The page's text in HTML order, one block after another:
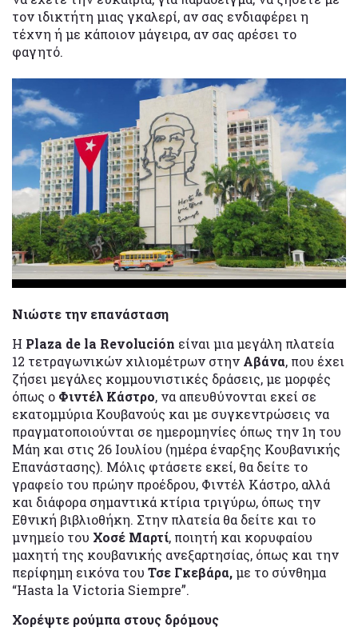
τον ιδικτήτη μιας γκαλερί, αν σας ενδιαφέρει η
τέχνη ή με κάποιον μάγειρα, αν σας αρέσει το
φαγητό.
Νιώστε την επανάσταση
Η Plaza de la Revolución είναι μια μεγάλη πλατεία
12 τετραγωνικών χιλιομέτρων στην Αβάνα, που έχει
ζήσει μεγάλες κομμουνιστικές δράσεις, με μορφές
όπως ο Φιντέλ Κάστρο, να απευθύνονται εκεί σε
εκατομμύρια Κουβανούς και με συγκεντρώσεις να
πραγματοποιούνται σε ημερομηνίες όπως την 1η του
Μάη και στις 26 Ιουλίου (ημέρα έναρξης Κουβανικής
Επανάστασης). Μόλις φτάσετε εκεί, θα δείτε το
γραφείο του πρώην προέδρου, Φιντέλ Κάστρο, αλλά
και διάφορα σημαντικά κτίρια τριγύρω, όπως την
Εθνική βιβλιοθήκη. Στην πλατεία θα δείτε και το
μνημείο του Χοσέ Μαρτί, ποιητή και κορυφαίου
μαχητή της κουβανικής ανεξαρτησίας, όπως και την
περίφημη εικόνα του Τσε Γκεβάρα,με το σύνθημα
“Hasta la Victoria Siempre”.
Χορέψτε ρούμπα στους δρόμους